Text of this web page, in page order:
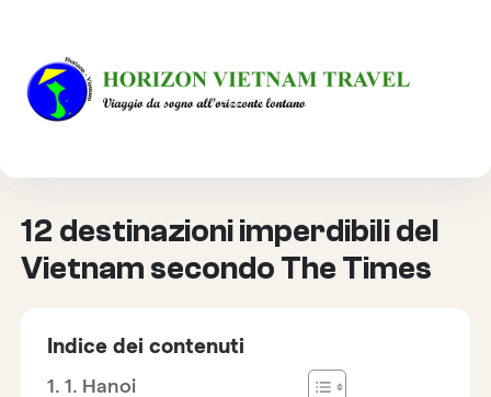
HOME
INFORMAZIONI PRATICHE
12 destinazioni imperdibili del
Vietnam secondo The Times
Indice dei contenuti
1. Hanoi